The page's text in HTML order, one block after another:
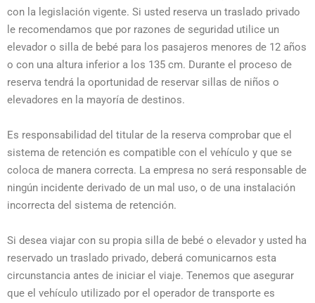
con la legislación vigente. Si usted reserva un traslado privado
le recomendamos que por razones de seguridad utilice un
elevador o silla de bebé para los pasajeros menores de 12 años
o con una altura inferior a los 135 cm. Durante el proceso de
reserva tendrá la oportunidad de reservar sillas de niños o
elevadores en la mayoría de destinos.
Es responsabilidad del titular de la reserva comprobar que el
sistema de retención es compatible con el vehículo y que se
coloca de manera correcta. La empresa no será responsable de
ningún incidente derivado de un mal uso, o de una instalación
incorrecta del sistema de retención.
Si desea viajar con su propia silla de bebé o elevador y usted ha
reservado un traslado privado, deberá comunicarnos esta
circunstancia antes de iniciar el viaje. Tenemos que asegurar
que el vehículo utilizado por el operador de transporte es